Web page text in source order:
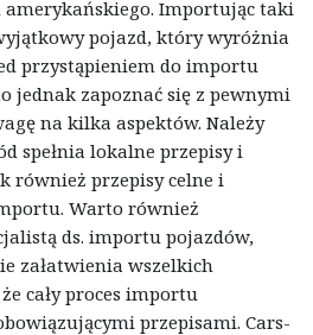
Importując taki
pojazd, który wyróżnia
przystąpieniem do importu
jednak zapoznać się z pewnymi
na kilka aspektów. Należy
spełnia lokalne przepisy i
również przepisy celne i
Warto również
ds. importu pojazdów,
załatwienia wszelkich
cały proces importu
przepisami. Cars-